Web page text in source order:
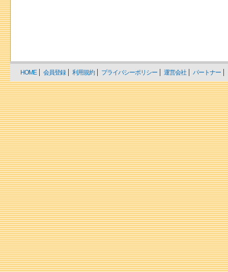
HOME 会員登録 利用規約 プライバシーポリシー 運営会社 パートナー